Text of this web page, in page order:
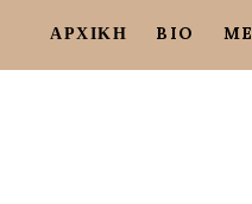
ΑΡΧΙΚΗ BIO